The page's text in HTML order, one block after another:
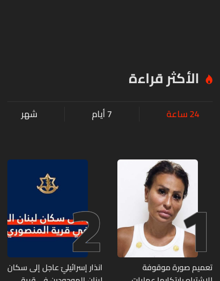
الأكثر قراءة
24 ساعة 7 أيام شهر
1
تعميم صورة موقوفة
2
انذار إسرائيليّ عاجل إلى سكان